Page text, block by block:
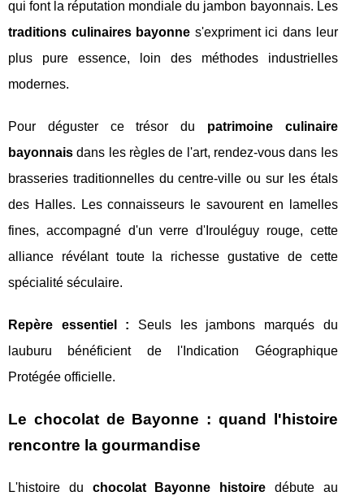
qui font la réputation mondiale du jambon bayonnais. Les
traditions culinaires bayonne s'expriment ici dans leur
plus pure essence, loin des méthodes industrielles
modernes.
Pour déguster ce trésor du patrimoine culinaire
bayonnais dans les règles de l'art, rendez-vous dans les
brasseries traditionnelles du centre-ville ou sur les étals
des Halles. Les connaisseurs le savourent en lamelles
fines, accompagné d'un verre d'Irouléguy rouge, cette
alliance révélant toute la richesse gustative de cette
spécialité séculaire.
Repère essentiel : Seuls les jambons marqués du
lauburu bénéficient de l'Indication Géographique
Protégée officielle.
Le chocolat de Bayonne : quand l'histoire
rencontre la gourmandise
L'histoire du chocolat Bayonne histoire débute au